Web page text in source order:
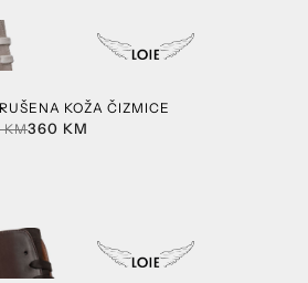
KOŽA ČIZMICE
KM360 KM